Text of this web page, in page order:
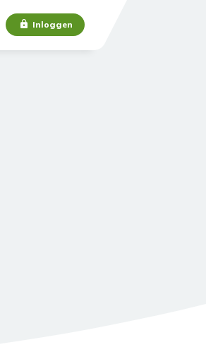
Inloggen